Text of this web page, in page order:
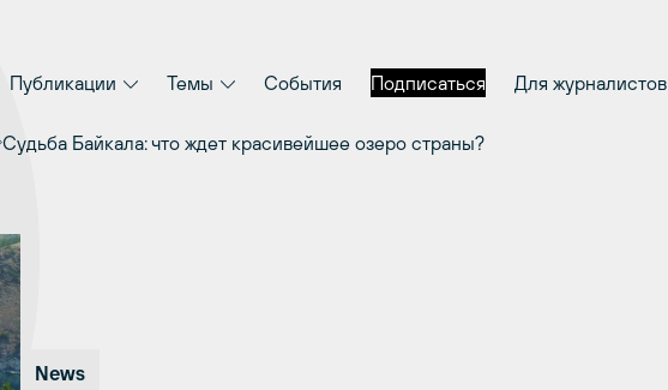
Публикации Темы События Подписаться Для журналистов
Судьба Байкала: что ждет красивейшее озеро страны?
News